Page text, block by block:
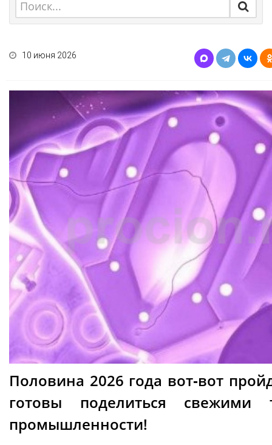
10 июня 2026
Половина 2026 года вот‑вот
готовы поделиться свежими
промышленности!